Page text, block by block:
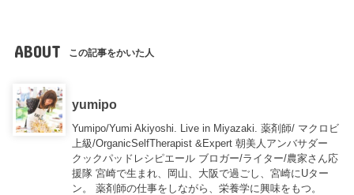
ABOUT この記事をかいた人
yumipo
Yumipo/Yumi Akiyoshi. Live in Miyazaki. 薬剤師/ マクロビ
上級/OrganicSelfTherapist &Expert 朝美人アンバサダー
クックパッドレシピエール ブロガー/ライター/農家さん応
援隊 宮崎で生まれ、岡山、大阪で過ごし、宮崎にUター
ン。 薬剤師の仕事をしながら、栄養学に興味をもつ。